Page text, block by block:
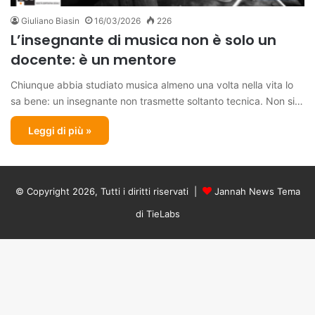
Giuliano Biasin 16/03/2026 226
L’insegnante di musica non è solo un
docente: è un mentore
Chiunque abbia studiato musica almeno una volta nella vita lo
sa bene: un insegnante non trasmette soltanto tecnica. Non si…
Leggi di più »
© Copyright 2026, Tutti i diritti riservati |
Jannah News Tema
di TieLabs